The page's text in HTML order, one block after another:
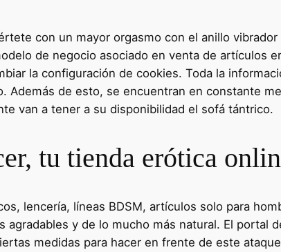
con un mayor orgasmo con el anillo vibrador
de negocio asociado en venta de artículos
la configuración de cookies. Toda la
de esto, se encuentran en constante
van a tener a su disponibilidad el sofá tántrico.
tu tienda erótica
lencería, líneas BDSM, artículos solo para
agradables y de lo mucho más natural. El portal
medidas para hacer en frente de este